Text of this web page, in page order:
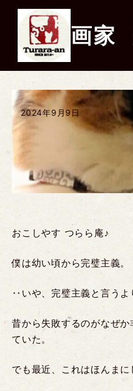
画家
2024年9月9日
おこしやす つらら庵♪
僕は幼い頃から完璧主義。
‥いや、完璧主義と言うよ
昔から失敗するのがなぜ
ていた。
でも最近、これはほんまに